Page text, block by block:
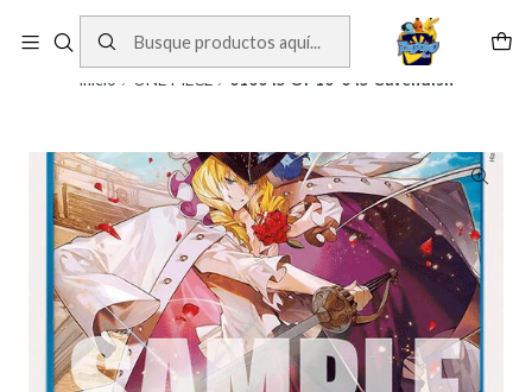
Inicio ONE PIECE 010045 OP10-045 Cavendish